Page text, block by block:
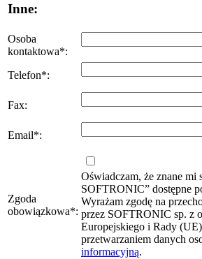
Inne:
Osoba
kontaktowa*:
Telefon*:
Fax:
Email*:
Zgoda
obowiązkowa*:
Oświadczam, że znane
SOFTRONIC” dostępne
Wyrażam zgodę na
przez SOFTRONIC sp. z
Europejskiego i Rady
przetwarzaniem danych
informacyjną.